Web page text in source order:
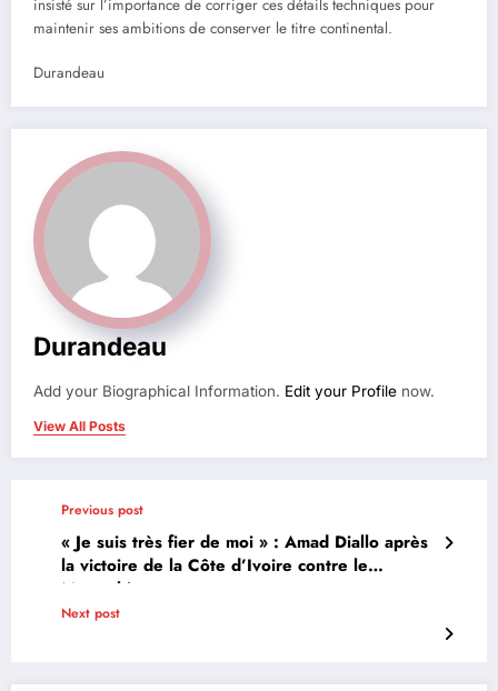
insisté sur l’importance de corriger ces détails techniques pour
maintenir ses ambitions de conserver le titre continental.
Durandeau
Durandeau
Add your Biographical Information. Edit your Profile now.
View All Posts
Previous post
« Je suis très fier de moi » : Amad Diallo après
la victoire de la Côte d’Ivoire contre le
Mozambique
Next post